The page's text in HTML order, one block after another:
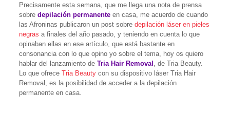
Precisamente esta semana, que me llega una nota de prensa
sobre depilación permanenteen casa, me acuerdo de cuando
las Afroninas publicaron un post sobre depilación láser en pieles
negras a finales del año pasado, y teniendo en cuenta lo que
opinaban ellas en ese artículo, que está bastante en
consonancia con lo que opino yo sobre el tema, hoy os quiero
hablar del lanzamiento de Tria Hair Removal , de Tria Beauty.
Lo que ofrece Tria Beautycon su dispositivo láser Tria Hair
Removal, es la posibilidad de acceder a la depilación
permanente en casa.